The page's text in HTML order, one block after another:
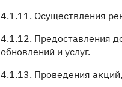
4.1.11. Осуществления
4.1.12. Предоставления
обновлений и услуг.
4.1.13. Проведения